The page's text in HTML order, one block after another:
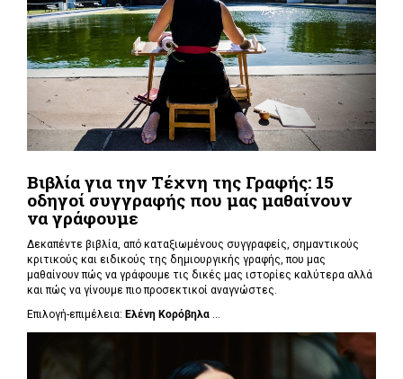
Βιβλία για την Τέχνη της Γραφής: 15
οδηγοί συγγραφής που μας μαθαίνουν
να γράφουμε
Δεκαπέντε βιβλία, από καταξιωμένους συγγραφείς, σημαντικούς
κριτικούς και ειδικούς της δημιουργικής γραφής, που μας
μαθαίνουν πώς να γράφουμε τις δικές μας ιστορίες καλύτερα αλλά
και πώς να γίνουμε πιο προσεκτικοί αναγνώστες.
Επιλογή-επιμέλεια: Ελένη Κορόβηλα ...